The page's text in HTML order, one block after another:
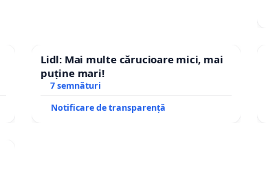
Lidl: Mai multe cărucioare mici, mai
puține mari!
7 semnături
Notificare de transparență